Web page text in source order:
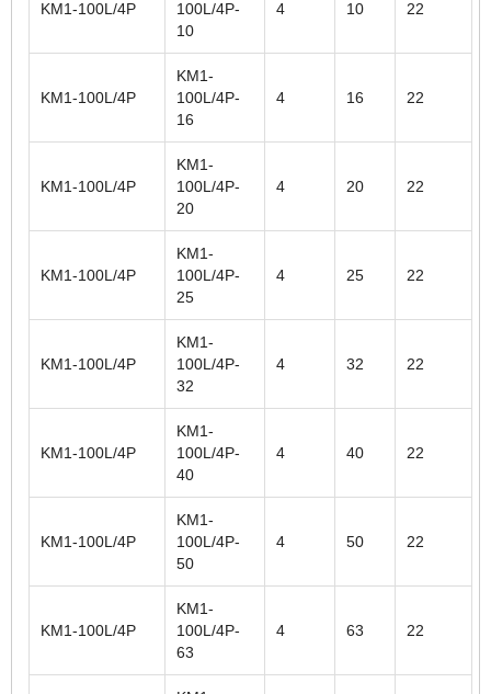
KM1-100L/4P
100L/4P-
10
4 10 22
KM1-100L/4P
KM1-
100L/4P-
16
4 16 22
KM1-100L/4P
KM1-
100L/4P-
20
4 20 22
KM1-100L/4P
KM1-
100L/4P-
25
4 25 22
KM1-100L/4P
KM1-
100L/4P-
32
4 32 22
KM1-100L/4P
KM1-
100L/4P-
40
4 40 22
KM1-100L/4P
KM1-
100L/4P-
50
4 50 22
KM1-100L/4P
KM1-
100L/4P-
63
4 63 22